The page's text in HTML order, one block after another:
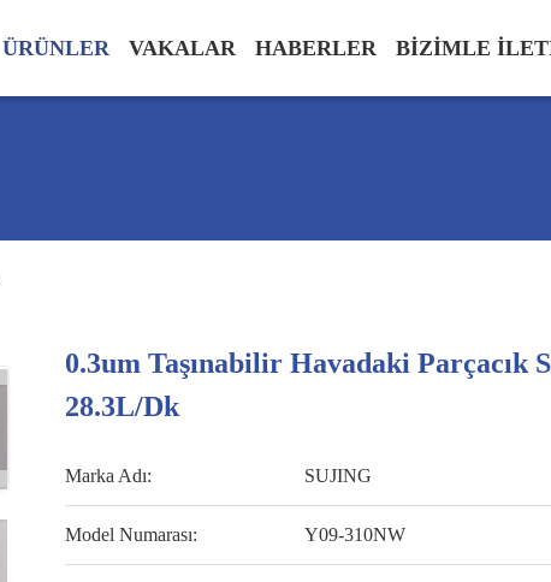
ÜRÜNLER VAKALAR HABERLER BIZIMLE
0.3um Taşınabilir Havadaki Parçacık
28.3L/Dk
Marka Adı: SUJING
Model Numarası: Y09-310NW